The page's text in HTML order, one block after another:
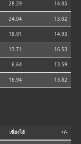
28.29 14.05
24.04 13.02
18.91 14.93
13.71 16.53
6.64 13.59
16.94 13.82
เซี่ยงไฮ้ +/-